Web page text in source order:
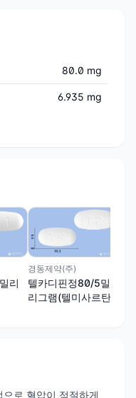
80.0 mg
6.935 mg
리
경동제약(주)
텔카디핀정80/5밀
리그램(텔미사르탄,
로 혈압이 적절하게